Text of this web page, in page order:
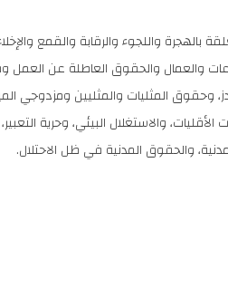
بالهجرة واللجوء والرقابة والقمع
والعمال والحقوق العاطلة عن
وحقوق المثليات والمثليين ومزدوجي
والاستغلال البيئي، وحرية
والحقوق المدنية في ظل الاحتلال.